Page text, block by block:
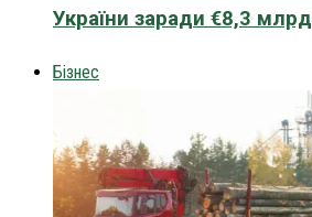
України заради €8,3 млрд
Бізнес